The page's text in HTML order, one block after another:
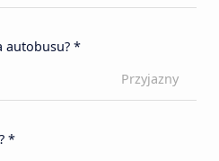
autobusu? *
Przyjazny
*